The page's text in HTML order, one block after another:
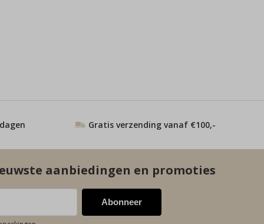
Gratis verzending vanaf €100,-
aanbiedingen en promoties
Abonneer